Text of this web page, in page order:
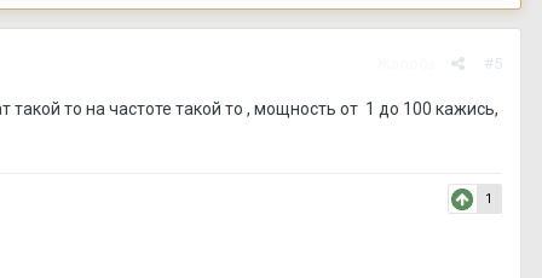
#5
то на частоте такой то , мощность от 1 до 100 кажись,
1